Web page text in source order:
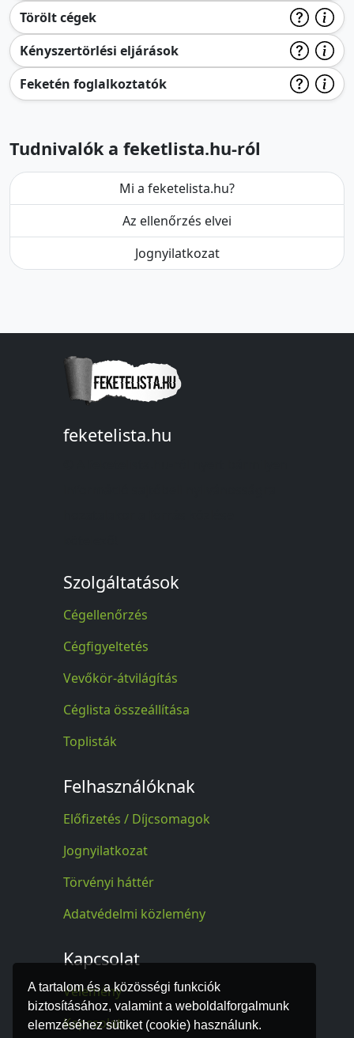
A tartalom és a közösségi funkciók
biztosításához, valamint a weboldalforgalmunk
elemzéséhez sütiket (cookie) használunk.
Törölt cégek
Kényszertörlési eljárások
Feketén foglalkoztatók
Tudnivalók a feketlista.hu-ról
Mi a feketelista.hu?
Az ellenőrzés elvei
Jognyilatkozat
feketelista.hu
Szolgáltatások
Cégellenőrzés
Cégfigyeltetés
Vevőkör-átvilágítás
Céglista összeállítása
Toplisták
Felhasználóknak
Előfizetés / Díjcsomagok
Jognyilatkozat
Törvényi háttér
Adatvédelmi közlemény
Kapcsolat
Vélemény
Kapcsolat